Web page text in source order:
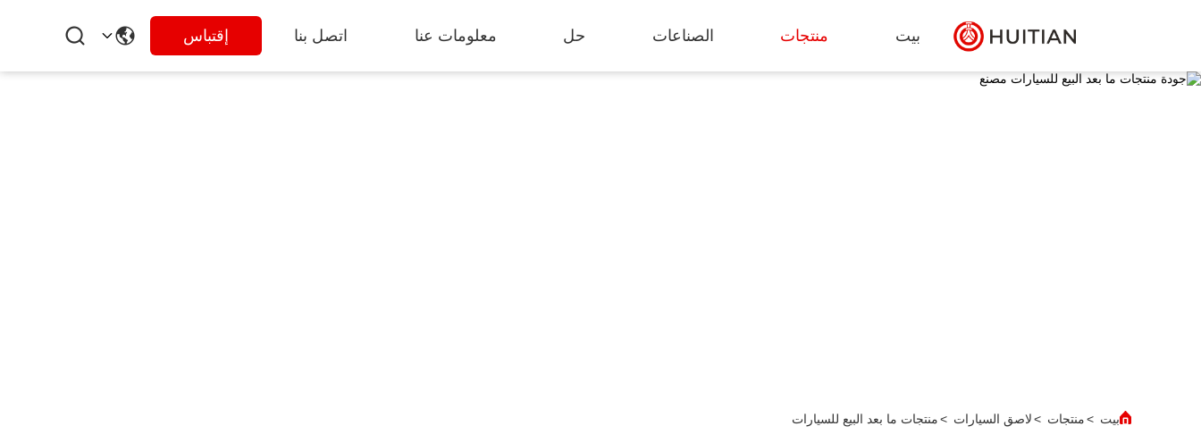
بيت منتجات الصناعات حل معلومات عنا اتصل بنا إقتباس
بيت >منتجات >لاصق السيارات >منتجات ما بعد البيع للسيارات